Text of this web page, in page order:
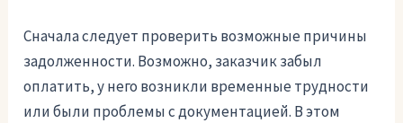
Сначала следует проверить возможные причины
задолженности. Возможно, заказчик забыл
оплатить, у него возникли временные трудности
или были проблемы с документацией. В этом